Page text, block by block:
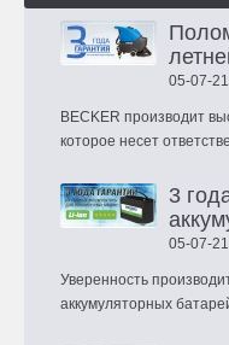
05-07-21
BECKER производит
которое несет
3
05-07-21
Уверенность
аккумуляторных